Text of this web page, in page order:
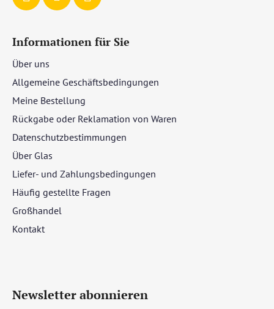
Informationen für Sie
Über uns
Allgemeine Geschäftsbedingungen
Meine Bestellung
Rückgabe oder Reklamation von Waren
Datenschutzbestimmungen
Über Glas
Liefer- und Zahlungsbedingungen
Häufig gestellte Fragen
Großhandel
Kontakt
Newsletter abonnieren